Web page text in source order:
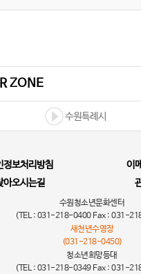
ZONE
수원특례시
정보처리방침
이
아오시는길
수원청소년문화센터
(TEL : 031-218-0400 Fax : 031-
새천년수영장
(031-218-0450)
청소년희망등대
(TEL : 031-218-0349 Fax : 031-